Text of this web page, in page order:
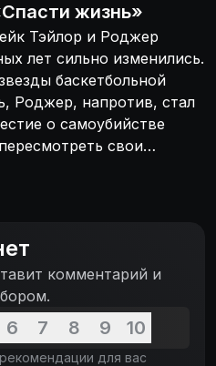
Спасти жизнь»
Тэйлор и Роджер
лет сильно изменились.
баскетбольной
Роджер, напротив, стал
о самоубийстве
свои
ответа на вопрос, мог
поставив Джейка
популярность или
возможности
комментарий и
6 7 8 9 10
для вас